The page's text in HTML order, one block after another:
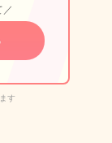
／
す